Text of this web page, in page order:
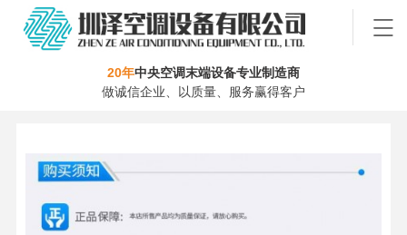
20年中央空调末端设备专业制造商
做诚信企业、以质量、服务赢得客户